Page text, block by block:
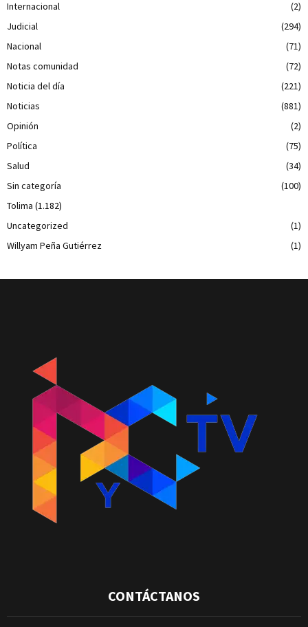
Internacional
(2)
Judicial
(294)
Nacional
(71)
Notas comunidad
(72)
Noticia del día
(221)
Noticias
(881)
Opinión
(2)
Política
(75)
Salud
(34)
Sin categoría
(100)
Tolima (1.182)
Uncategorized
(1)
Willyam Peña Gutiérrez
(1)
CONTÁCTANOS